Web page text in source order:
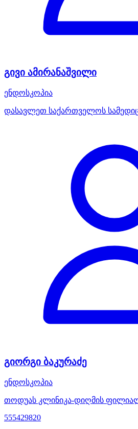
გივი ამირანაშვილი
ენდოსკოპია
დასავლეთ საქართველოს
გიორგი ბაკურაძე
ენდოსკოპია
თოდუას კლინიკა-დიღმის
555429820